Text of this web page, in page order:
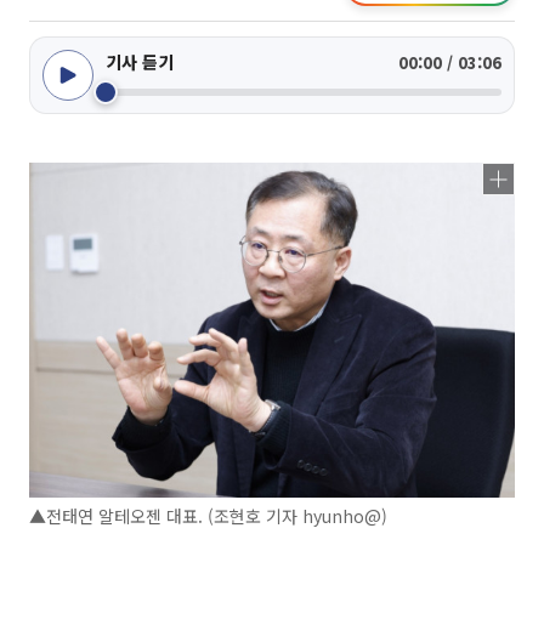
기사 듣기 00:00 / 03:06
▲전태연 알테오젠 대표. (조현호 기자 hyunho@)